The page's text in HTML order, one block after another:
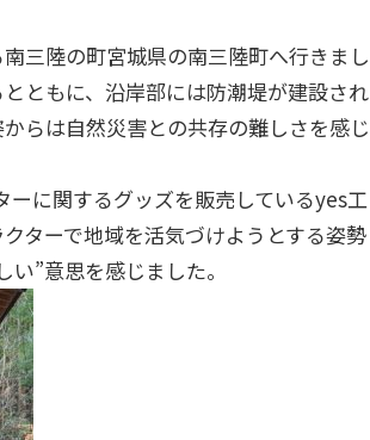
三陸の町宮城県の南三陸町へ行きまし
ともに、沿岸部には防潮堤が建設され
らは自然災害との共存の難しさを感じ
に関するグッズを販売しているyes工
ターで地域を活気づけようとする姿勢
”意思を感じました。